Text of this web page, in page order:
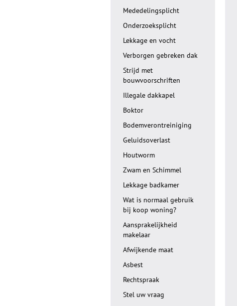
Mededelingsplicht
Onderzoeksplicht
Lekkage en vocht
Verborgen gebreken dak
Strijd met
bouwvoorschriften
Illegale dakkapel
Boktor
Bodemverontreiniging
Geluidsoverlast
Houtworm
Zwam en Schimmel
Lekkage badkamer
Wat is normaal gebruik
bij koop woning?
Aansprakelijkheid
makelaar
Afwijkende maat
Asbest
Rechtspraak
Stel uw vraag